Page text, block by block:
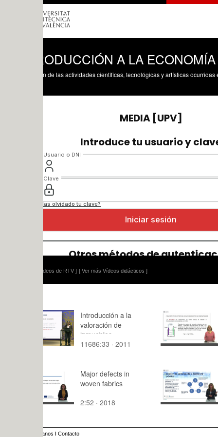
A LA ECONOMÍA 1 (1º
de las actividades científicas, tecnológicas y artísticas ocurridas en los tres
[ Ver más Vídeos didácticos ]
Introducción a la
valoración de
inmuebles
11686:33 · 2011
Concepto
electrólisis.
7:29 · 2019
Major defects in
woven fabrics
2:52 · 2018
Gestión
4:25 · 2021